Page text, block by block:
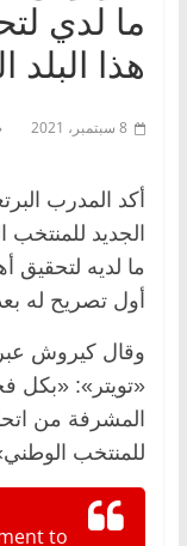
ما لدي
هذا
8 سبتمبر، 2021
أكد المدرب
الجديد للمنتخب
ما لديه لتحقيق
أول تصريح له
وقال كيروش
«تويتر»: «بكل
المشرفة من
للمنتخب
to